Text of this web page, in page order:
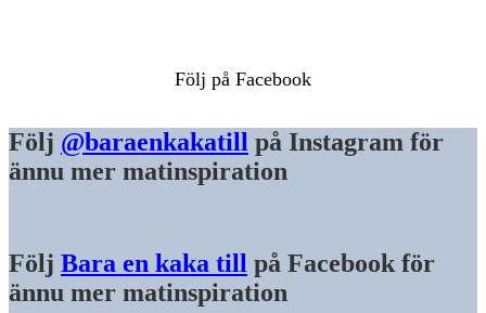
Följ på Facebook
Följ @baraenkakatill på Instagram för
ännu mer matinspiration
Följ Bara en kaka till på Facebook för
ännu mer matinspiration